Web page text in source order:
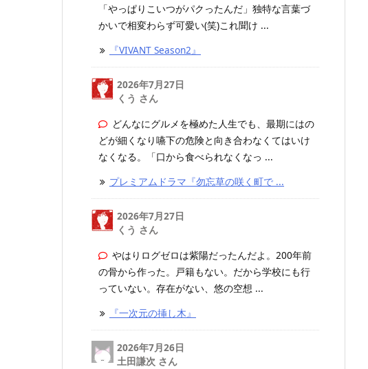
「やっぱりこいつがパクったんだ」独特な言葉づ
かいで相変わらず可愛い(笑)これ聞け ...
『VIVANT Season2』
2026年7月27日
くう さん
どんなにグルメを極めた人生でも、最期にはの
どが細くなり嚥下の危険と向き合わなくてはいけ
なくなる。「口から食べられなくなっ ...
プレミアムドラマ『勿忘草の咲く町で ...
2026年7月27日
くう さん
やはりログゼロは紫陽だったんだよ。200年前
の骨から作った。戸籍もない。だから学校にも行
っていない。存在がない、悠の空想 ...
『一次元の挿し木』
2026年7月26日
土田謙次 さん